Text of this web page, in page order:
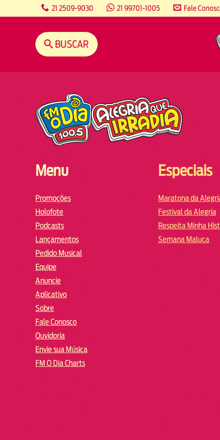
21 2509-9030 21 99701-1005 Fale
BUSCAR
Menu
Promoções
Holofote
Podcasts
Lançamentos
Pedido Musical
Equipe
Anuncie
Aplicativo
Sobre
Fale Conosco
Ouvidoria
Envie sua Música
FM O Dia Charts
Especiais
Maratona da
Festival da Alegria
Respeita Minha
Semana Maluca